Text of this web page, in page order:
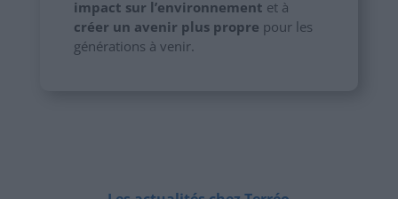
impact sur l’environnement et à
créer un avenir plus propre pour les
générations à venir.